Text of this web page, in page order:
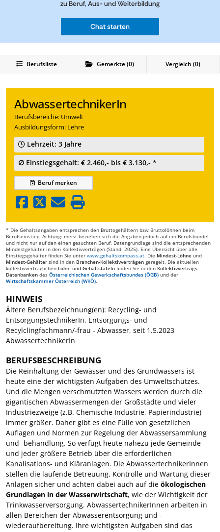
zu Beruf, Aus- und Weiterbildung
Chat starten
Berufsliste Gemerkte(0) Vergleich (0)
AbwassertechnikerIn
Berufsbereiche: Umwelt
Ausbildungsform: Lehre
Lehrzeit: 3 Jahre
∅ Einstiegsgehalt: € 2.460,- bis € 3.130,- *
Berufmerken
* Die Gehaltsangaben entsprechen den Bruttogehältern bzw Bruttolöhnen beim
Berufseinstieg. Achtung: meist beziehen sich die Angaben jedoch auf ein Berufsbündel
und nicht nur auf den einen gesuchten Beruf. Datengrundlage sind die entsprechenden
Mindestgehälter in den Kollektivverträgen (Stand: 2025). Eine Übersicht über alle
Einstiegsgehälter finden Sie unter www.gehaltskompass.at. Die Mindest-Löhne und
Mindest-Gehälter sind in den Branchen-Kollektivverträgen geregelt. Die aktuellen
kollektivvertraglichen Lohn- und Gehaltstafeln finden Sie in den Kollektivvertrags-
Datenbanken des Österreichischen Gewerkschaftsbundes (ÖGB) und der
Wirtschaftskammer Österreich (WKÖ).
HINWEIS
Ältere Berufsbezeichnung(en): Recycling- und
EntsorgungstechnikerIn, Entsorgungs- und
Recylclingfachmann/-frau - Abwasser, seit 1.5.2023
AbwassertechnikerIn
BERUFSBESCHREIBUNG
Die Reinhaltung der Gewässer und des Grundwassers ist
heute eine der wichtigsten Aufgaben des Umweltschutzes.
Und die Mengen verschmutzten Wassers werden durch die
gigantischen Abwassermengen der Großstädte und vieler
Industriezweige (z.B. Chemische Industrie, Papierindustrie)
immer größer. Daher gibt es eine Fülle von gesetzlichen
Auflagen und Normen zur Regelung der Abwassersammlung
und -behandlung. So verfügt heute nahezu jede Gemeinde
und jeder größere Betrieb über die erforderlichen
Kanalisations- und Kläranlagen. Die AbwassertechnikerInnen
stellen die laufende Betreuung, Kontrolle und Wartung dieser
Anlagen sicher und achten dabei auch auf die ökologischen
Grundlagen in der Wasserwirtschaft, wie der Wichtigkeit der
Trinkwasserversorgung. AbwassertechnikerInnen arbeiten in
allen Bereichen der Abwasserentsorgung und -
wiederaufbereitung. Ihre wichtigsten Aufgaben sind das